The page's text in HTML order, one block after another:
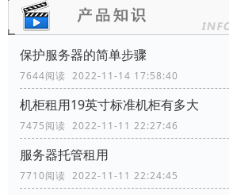
保护服务器的简单步骤
7644阅读 2022-11-14 17:58:40
机柜租用19英寸标准机柜有多大
7475阅读 2022-11-11 22:27:46
服务器托管租用
7710阅读 2022-11-11 22:24:45